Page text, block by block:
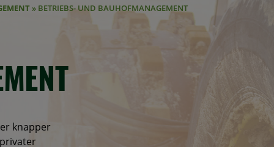
» BETRIEBS- UND BAUHOFMANAGEMENT
knapper